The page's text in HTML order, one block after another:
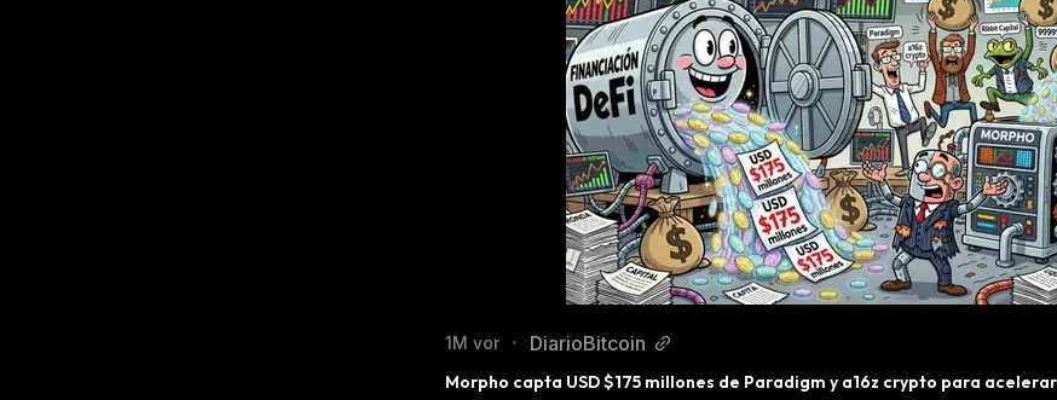
1M vor • DiarioBitcoin
Morpho capta USD $175 millones de Paradigm y a16z crypto para